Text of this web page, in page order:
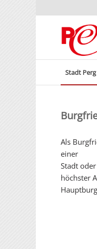
Stadt Perg
Als
einer
Stadt
höchster